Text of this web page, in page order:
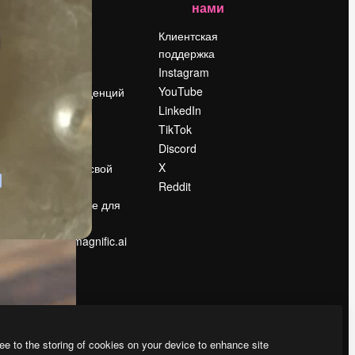
Поиск тенденций
Блог
События
Slidesgo
Продайте свой
Помещение для
прессы
Ищете magnific.ai
нами
Клиентская
поддержка
Instagram
YouTube
LinkedIn
TikTok
Discord
X
Reddit
to the storing of cookies on your device to enhance site